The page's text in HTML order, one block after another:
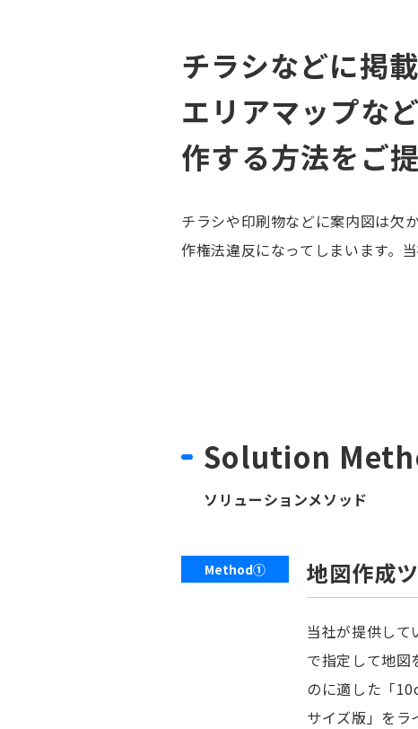
チラシなどに掲
エリアマップな
作する方法をご
チラシや印刷物などに案内図は欠
作権法違反になってしまいます。
Solution
ソリューションメソッド
Method① 地図作成
当社が提供して
で指定して地図
のに適した「
サイズ版」をラ